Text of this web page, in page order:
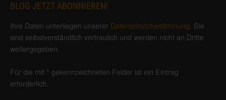
BLOG JETZT ABONNIEREN!
Ihre Daten unterliegen unserer Datenschutzbestimmung. Sie
sind selbstverständlich vertraulich und werden nicht an Dritte
weitergegeben.
Für die mit * gekennzeichneten Felder ist ein Eintrag
erforderlich.